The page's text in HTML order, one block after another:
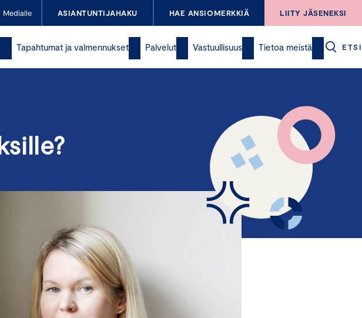
Medialle ASIANTUNTIJAHAKU HAE ANSIOMERKKIÄ LIITY JÄSENEKSI
Tapahtumat ja valmennukset Palvelut Vastuullisuus Tietoa meistä ETSI